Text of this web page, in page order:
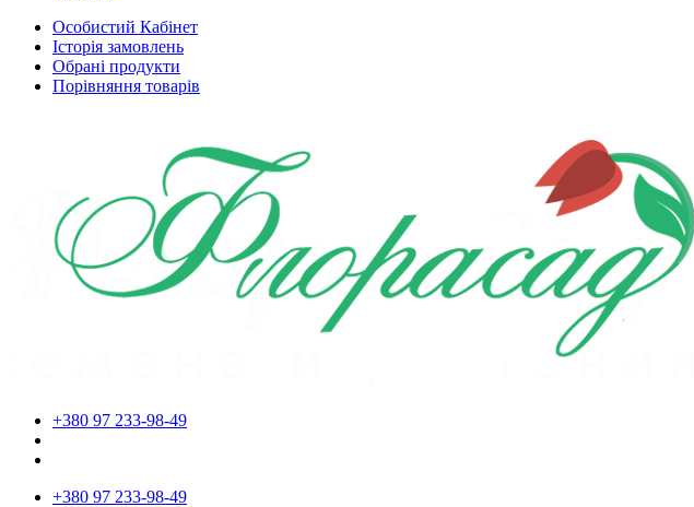
Особистий Кабінет
Історія замовлень
Обрані продукти
Порівняння товарів
+380 97 233-98-49
+380 97 233-98-49